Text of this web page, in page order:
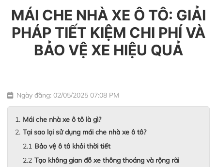
MÁI CHE NHÀ XE Ô TÔ: GIẢI
PHÁP TIẾT KIỆM CHI PHÍ VÀ
BẢO VỆ XE HIỆU QUẢ
Ngày đăng: 02/05/2025 07:08 PM
Mái che nhà xe ô tô là gì?
Tại sao lại sử dụng mái che nhà xe ô tô?
Bảo vệ ô tô khỏi thời tiết
Tạo không gian đỗ xe thông thoáng và rộng rãi